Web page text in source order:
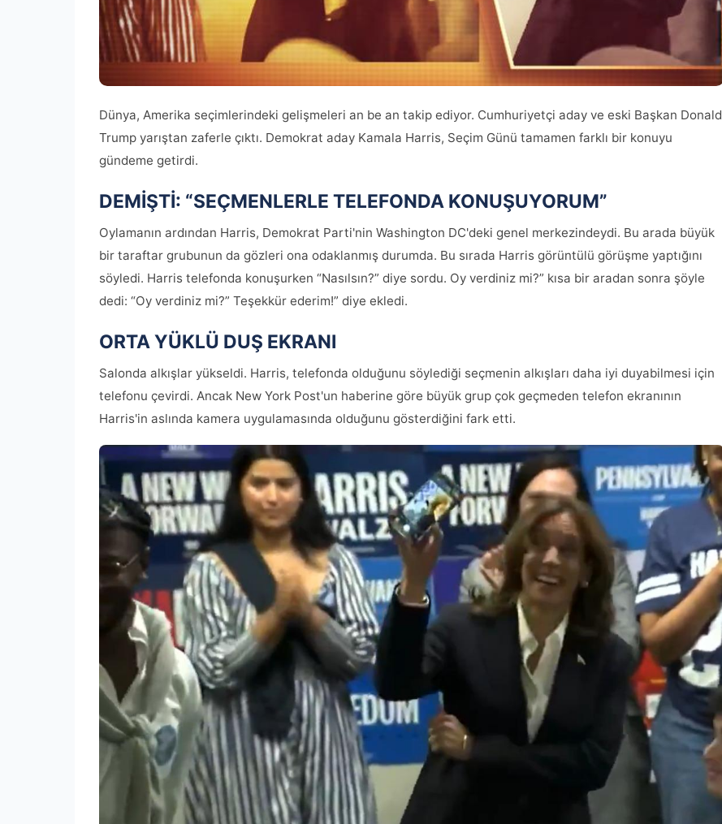
Dünya, Amerika seçimlerindeki gelişmeleri an be an takip ediyor. Cumhuriyetçi aday ve eski Başkan Donald
Trump yarıştan zaferle çıktı. Demokrat aday Kamala Harris, Seçim Günü tamamen farklı bir konuyu
gündeme getirdi.
DEMİŞTİ: “SEÇMENLERLE TELEFONDA KONUŞUYORUM”
Oylamanın ardından Harris, Demokrat Parti'nin Washington DC'deki genel merkezindeydi. Bu arada büyük
bir taraftar grubunun da gözleri ona odaklanmış durumda. Bu sırada Harris görüntülü görüşme yaptığını
söyledi. Harris telefonda konuşurken “Nasılsın?” diye sordu. Oy verdiniz mi?” kısa bir aradan sonra şöyle
dedi: “Oy verdiniz mi?” Teşekkür ederim!” diye ekledi.
ORTA YÜKLÜ DUŞ EKRANI
Salonda alkışlar yükseldi. Harris, telefonda olduğunu söylediği seçmenin alkışları daha iyi duyabilmesi için
telefonu çevirdi. Ancak New York Post'un haberine göre büyük grup çok geçmeden telefon ekranının
Harris'in aslında kamera uygulamasında olduğunu gösterdiğini fark etti.